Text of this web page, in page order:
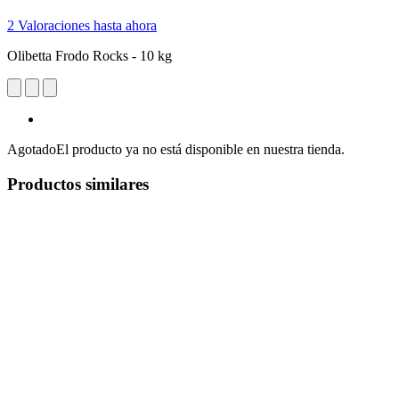
2 Valoraciones hasta ahora
Olibetta Frodo Rocks - 10 kg
AgotadoEl producto ya no está disponible en nuestra tienda.
Productos similares